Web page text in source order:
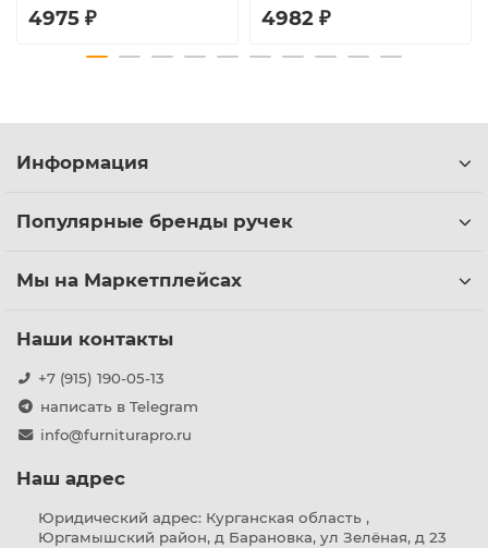
4975 ₽ 4982 ₽
Информация
Популярные бренды ручек
Мы на Маркетплейсах
Наши контакты
+7 (915) 190-05-13
написать в Telegram
info@furniturapro.ru
Наш адрес
Юридический адрес: Курганская область ,
Юргамышский район, д Барановка, ул Зелёная, д 23